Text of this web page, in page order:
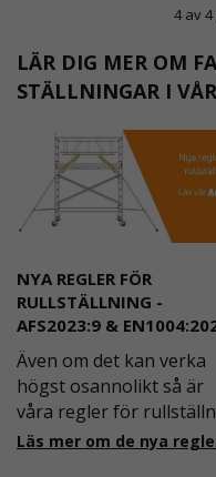
4 av
LÄR DIG MER OM
STÄLLNINGAR I
NYA REGLER FÖR
RULLSTÄLLNING -
AFS2023:9 &
Även om det kan verka
högst osannolikt så är
våra regler för
i Sverige slappare än de